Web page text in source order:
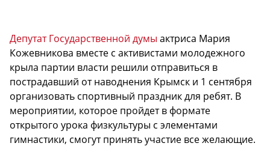
Депутат Государственной думы актриса Мария
Кожевникова вместе с активистами молодежного
крыла партии власти решили отправиться в
пострадавший от наводнения Крымск и 1 сентября
организовать спортивный праздник для ребят. В
мероприятии, которое пройдет в формате
открытого урока физкультуры с элементами
гимнастики, смогут принять участие все желающие.